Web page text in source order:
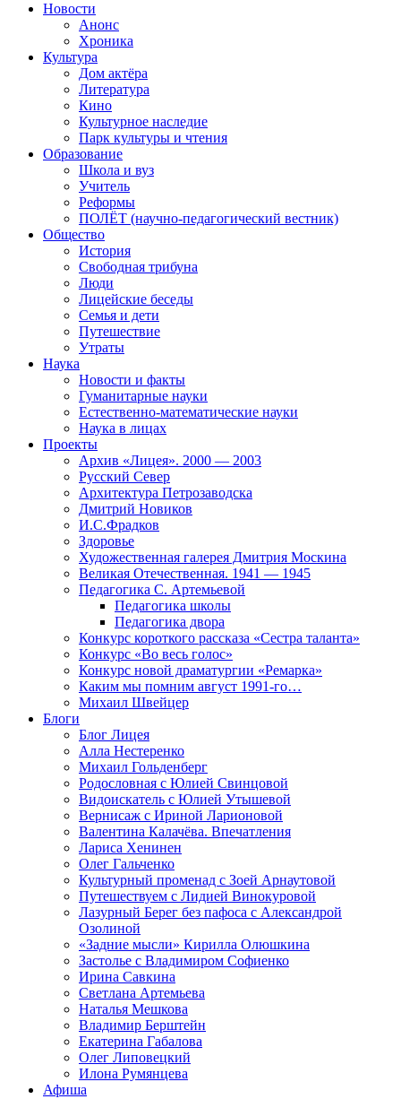
Новости
Анонс
Хроника
Культура
Дом актёра
Литература
Кино
Культурное наследие
Парк культуры и чтения
Образование
Школа и вуз
Учитель
Реформы
ПОЛЁТ (научно-педагогический вестник)
Общество
История
Свободная трибуна
Люди
Лицейские беседы
Семья и дети
Путешествие
Утраты
Наука
Новости и факты
Гуманитарные науки
Естественно-математические науки
Наука в лицах
Проекты
Архив «Лицея». 2000 — 2003
Русский Север
Архитектура Петрозаводска
Дмитрий Новиков
И.С.Фрадков
Здоровье
Художественная галерея Дмитрия Москина
Великая Отечественная. 1941 — 1945
Педагогика С. Артемьевой
Педагогика школы
Педагогика двора
Конкурс короткого рассказа «Сестра таланта»
Конкурс «Во весь голос»
Конкурс новой драматургии «Ремарка»
Каким мы помним август 1991-го…
Михаил Швейцер
Блоги
Блог Лицея
Алла Нестеренко
Михаил Гольденберг
Родословная с Юлией Свинцовой
Видоискатель с Юлией Утышевой
Вернисаж с Ириной Ларионовой
Валентина Калачёва. Впечатления
Лариса Хенинен
Олег Гальченко
Культурный променад с Зоей Арнаутовой
Путешествуем с Лидией Винокуровой
Лазурный Берег без пафоса с Александрой
Озолиной
«Задние мысли» Кирилла Олюшкина
Застолье с Владимиром Софиенко
Ирина Савкина
Светлана Артемьева
Наталья Мешкова
Владимир Берштейн
Екатерина Габалова
Олег Липовецкий
Илона Румянцева
Афиша